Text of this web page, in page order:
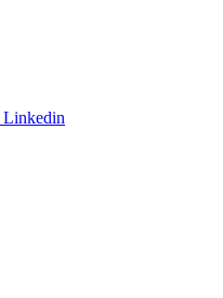
Linkedin